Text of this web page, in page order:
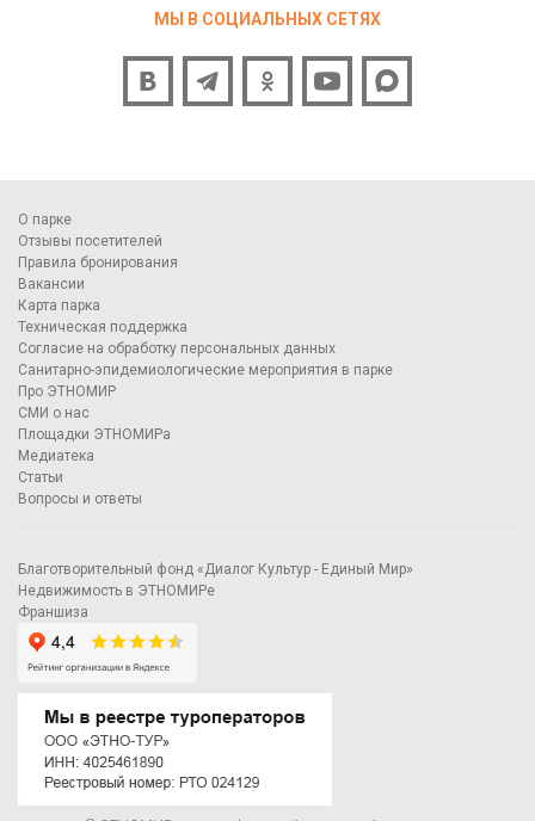
МЫ В СОЦИАЛЬНЫХ СЕТЯХ
О парке
Отзывы посетителей
Правила бронирования
Вакансии
Карта парка
Техническая поддержка
Согласие на обработку персональных данных
Санитарно-эпидемиологические мероприятия в парке
Про ЭТНОМИР
СМИ о нас
Площадки ЭТНОМИРа
Медиатека
Статьи
Вопросы и ответы
Благотворительный фонд «Диалог Культур - Единый Мир»
Недвижимость в ЭТНОМИРе
Франшиза